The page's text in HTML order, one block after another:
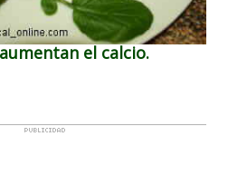
el calcio.